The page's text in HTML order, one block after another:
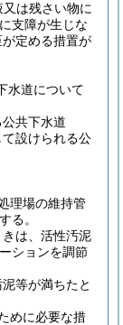
は残さい物に
支障が生じな
定める措置が
水道について
共下水道
設けられる公
理場の維持管
る。
は、活性汚泥
ションを調節
等が満ちたと
めに必要な措